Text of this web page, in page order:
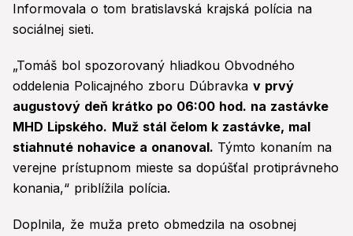
Informovala o tom bratislavská krajská polícia na
sociálnej sieti.
„Tomáš bol spozorovaný hliadkou Obvodného
oddelenia Policajného zboru Dúbravka v prvý
augustový deň krátko po 06:00 hod. na zastávke
MHD Lipského. Muž stál čelom k zastávke, mal
stiahnuté nohavice a onanoval. Týmto konaním na
verejne prístupnom mieste sa dopúšťal protiprávneho
konania,“ priblížila polícia.
Doplnila, že muža preto obmedzila na osobnej